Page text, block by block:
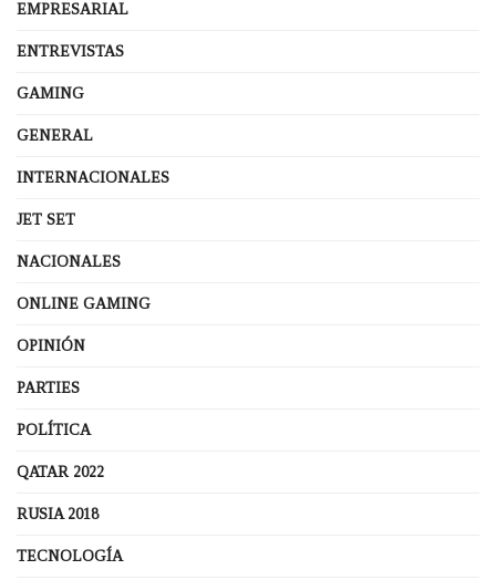
EMPRESARIAL
ENTREVISTAS
GAMING
GENERAL
INTERNACIONALES
JET SET
NACIONALES
ONLINE GAMING
OPINIÓN
PARTIES
POLÍTICA
QATAR 2022
RUSIA 2018
TECNOLOGÍA